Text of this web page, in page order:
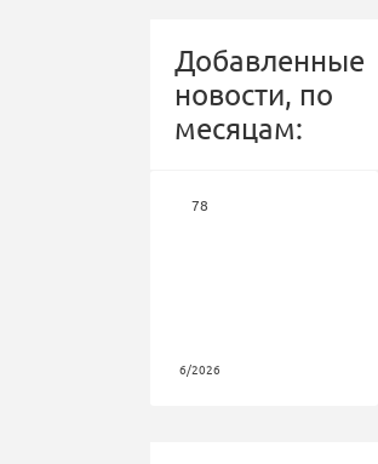
Добавленные
новости, по
месяцам:
78
6/2026